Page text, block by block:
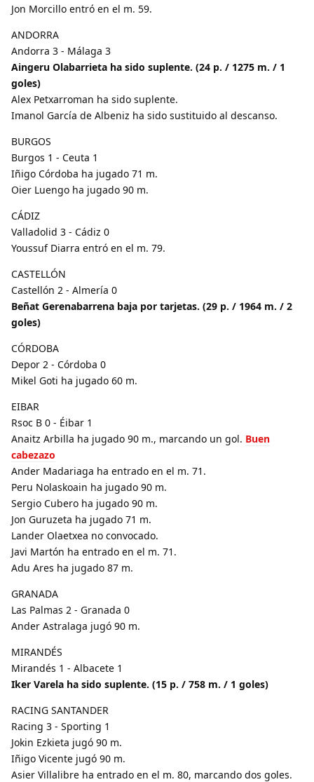
Jon Morcillo entró en el m. 59.
ANDORRA
Andorra 3 - Málaga 3
Aingeru Olabarrieta ha sido suplente. (24 p. / 1275 m. / 1
goles)
Alex Petxarroman ha sido suplente.
Imanol García de Albeniz ha sido sustituido al descanso.
BURGOS
Burgos 1 - Ceuta 1
Iñigo Córdoba ha jugado 71 m.
Oier Luengo ha jugado 90 m.
CÁDIZ
Valladolid 3 - Cádiz 0
Youssuf Diarra entró en el m. 79.
CASTELLÓN
Castellón 2 - Almería 0
Beñat Gerenabarrena baja por tarjetas. (29 p. / 1964 m. / 2
goles)
CÓRDOBA
Depor 2 - Córdoba 0
Mikel Goti ha jugado 60 m.
EIBAR
Rsoc B 0 - Éibar 1
Anaitz Arbilla ha jugado 90 m., marcando un gol. Buen
cabezazo
Ander Madariaga ha entrado en el m. 71.
Peru Nolaskoain ha jugado 90 m.
Sergio Cubero ha jugado 90 m.
Jon Guruzeta ha jugado 71 m.
Lander Olaetxea no convocado.
Javi Martón ha entrado en el m. 71.
Adu Ares ha jugado 87 m.
GRANADA
Las Palmas 2 - Granada 0
Ander Astralaga jugó 90 m.
MIRANDÉS
Mirandés 1 - Albacete 1
Iker Varela ha sido suplente. (15 p. / 758 m. / 1 goles)
RACING SANTANDER
Racing 3 - Sporting 1
Jokin Ezkieta jugó 90 m.
Iñigo Vicente jugó 90 m.
Asier Villalibre ha entrado en el m. 80, marcando dos goles.